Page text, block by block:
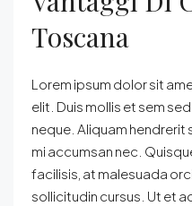
Toscana
Lorem ipsum dolor sit
elit. Duis mollis et sem
neque. Aliquam hendrerit
mi accumsan nec.
facilisis, at malesuada
sollicitudin cursus. Ut et